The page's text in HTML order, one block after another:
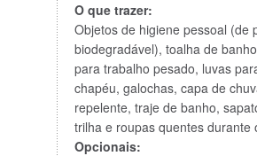
O que trazer:
Objetos de higiene pessoal (de
biodegradável), toalha de
para trabalho pesado, luvas
chapéu, galochas, capa de
repelente, traje de banho,
trilha e roupas quentes durante
Opcionais: